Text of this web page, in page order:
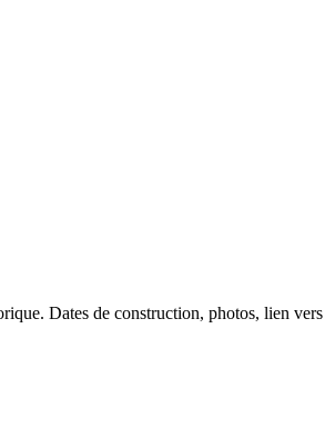
Dates de construction, photos, lien